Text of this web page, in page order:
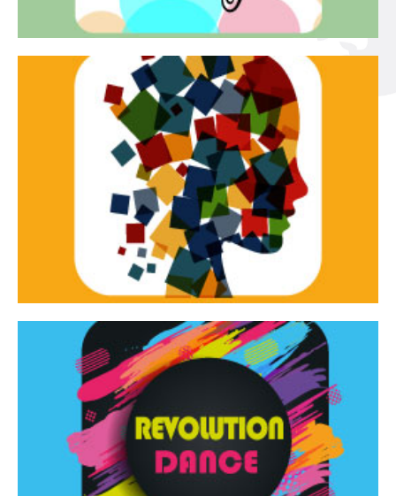
Tracce dinamiche
Tracce Dinamiche è una rassegna di teatro
d’innovazione e sperimentale.
Continua
Revolution Dance
Rassegna di danza contemporanea – I Edizione